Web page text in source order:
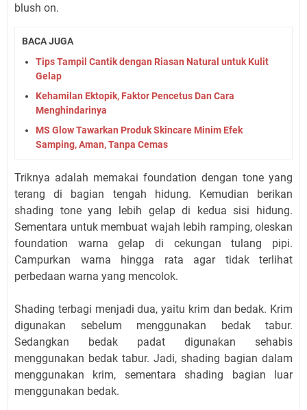
blush on.
BACA JUGA
Tips Tampil Cantik dengan Riasan Natural untuk Kulit
Gelap
Kehamilan Ektopik, Faktor Pencetus Dan Cara
Menghindarinya
MS Glow Tawarkan Produk Skincare Minim Efek
Samping, Aman, Tanpa Cemas
Triknya adalah memakai foundation dengan tone yang
terang di bagian tengah hidung. Kemudian berikan
shading tone yang lebih gelap di kedua sisi hidung.
Sementara untuk membuat wajah lebih ramping, oleskan
foundation warna gelap di cekungan tulang pipi.
Campurkan warna hingga rata agar tidak terlihat
perbedaan warna yang mencolok.
Shading terbagi menjadi dua, yaitu krim dan bedak. Krim
digunakan sebelum menggunakan bedak tabur.
Sedangkan bedak padat digunakan sehabis
menggunakan bedak tabur. Jadi, shading bagian dalam
menggunakan krim, sementara shading bagian luar
menggunakan bedak.